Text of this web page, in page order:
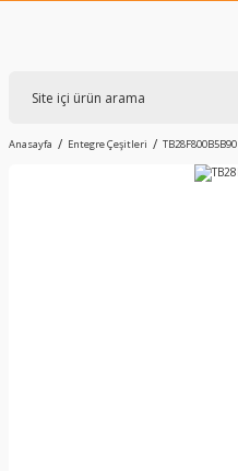
Anasayfa Entegre Çeşitleri TB28F800B5B90